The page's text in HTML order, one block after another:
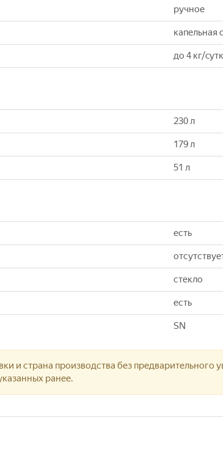
ручное
капельная
до 4 кг/
230 л
179 л
51 л
есть
стекло
есть
SN
и страна производства без предварительного
ранее.